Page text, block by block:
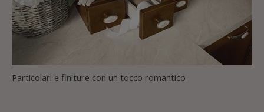
Particolari e finiture con un tocco romantico